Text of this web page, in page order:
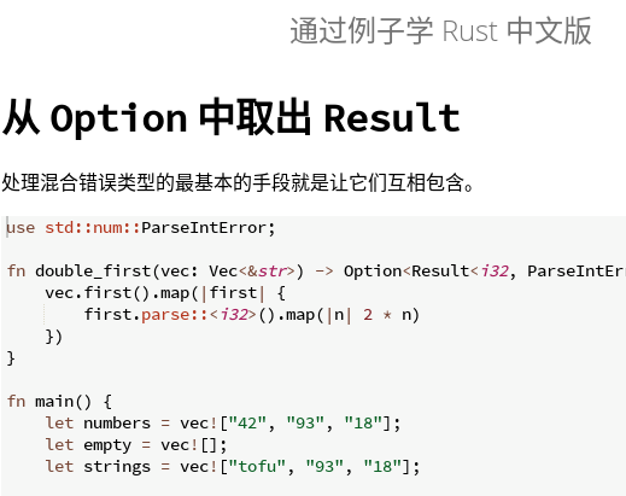
通过例子学 Rust 中文版
从 Option 中取出 Result
处理混合错误类型的最基本的手段就是让它们互相包含。
use std::num::ParseIntError;
fn double_first(vec: Vec<&str>) -> Option<Result<i32,
    vec
.first() .map( | first|
{
    first
.parse::<i32>() .map( | n| 2 * n)
})
}
fn main()
{
let numbers = vec! ["42" , "93" , "18"] ;
let empty = vec! [] ;
let strings = vec! ["tofu" , "93" , "18"] ;